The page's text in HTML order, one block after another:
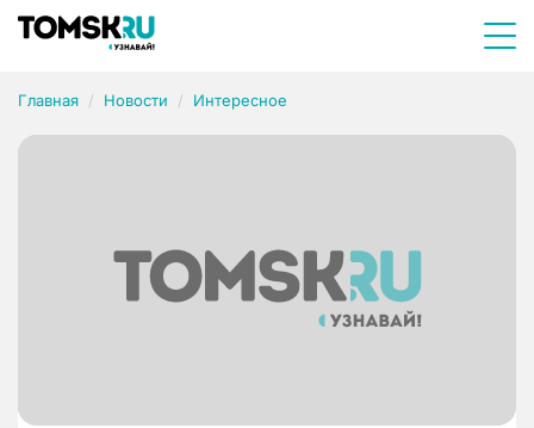
Главная Новости Интересное